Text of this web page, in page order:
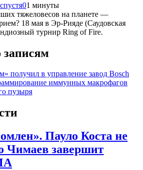
01 минуты
тяжеловесов на планете —
18 мая в Эр-Рияде (Саудовская
турнир Ring of Fire.
получил в управление завод Bosch
иммунных макрофагов
пузыря
Пауло Коста не
Чимаев завершит